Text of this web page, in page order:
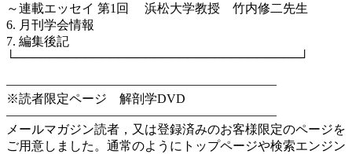
～連載エッセイ 第1回 浜松大学教授 竹内修二先生
6. 月刊学会情報
7. 編集後記
└─────────────────────────────────┘
—————————————————————–
※読者限定ページ 解剖学DVD
—————————————————————–
メールマガジン読者，又は登録済みのお客様限定のページを
ご用意しました。通常のようにトップページや検索エンジン